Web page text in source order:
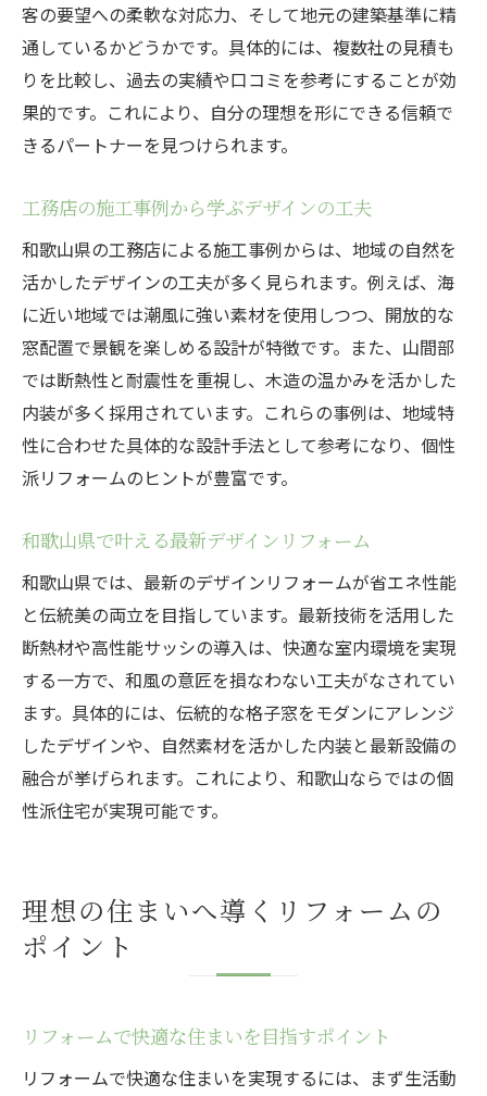
客の要望への柔軟な対応力、そして地元の建築基準に精
通しているかどうかです。具体的には、複数社の見積も
りを比較し、過去の実績や口コミを参考にすることが効
果的です。これにより、自分の理想を形にできる信頼で
きるパートナーを見つけられます。
工務店の施工事例から学ぶデザインの工夫
和歌山県の工務店による施工事例からは、地域の自然を
活かしたデザインの工夫が多く見られます。例えば、海
に近い地域では潮風に強い素材を使用しつつ、開放的な
窓配置で景観を楽しめる設計が特徴です。また、山間部
では断熱性と耐震性を重視し、木造の温かみを活かした
内装が多く採用されています。これらの事例は、地域特
性に合わせた具体的な設計手法として参考になり、個性
派リフォームのヒントが豊富です。
和歌山県で叶える最新デザインリフォーム
和歌山県では、最新のデザインリフォームが省エネ性能
と伝統美の両立を目指しています。最新技術を活用した
断熱材や高性能サッシの導入は、快適な室内環境を実現
する一方で、和風の意匠を損なわない工夫がなされてい
ます。具体的には、伝統的な格子窓をモダンにアレンジ
したデザインや、自然素材を活かした内装と最新設備の
融合が挙げられます。これにより、和歌山ならではの個
性派住宅が実現可能です。
理想の住まいへ導くリフォームの
ポイント
リフォームで快適な住まいを目指すポイント
リフォームで快適な住まいを実現するには、まず生活動